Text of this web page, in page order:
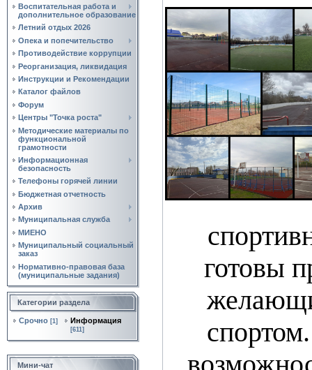
Воспитательная работа и
дополнительное образование
Летний отдых 2026
Опека и попечительство
Противодействие коррупции
Реорганизация, ликвидация
Инструкции и Рекомендации
Каталог файлов
Форум
Центры "Точка роста"
Методические материалы по
функциональной
грамотности
Информационная
безопасность
Телефоны горячей линии
Бюджетная отчетность
Архив
Муниципальная служба
МИЕНО
Муниципальный социальный
заказ
Нормативно‑правовая база
(муниципальные задания)
Категории раздела
Срочно [1] Информация
[611]
Мини-чат
готовы